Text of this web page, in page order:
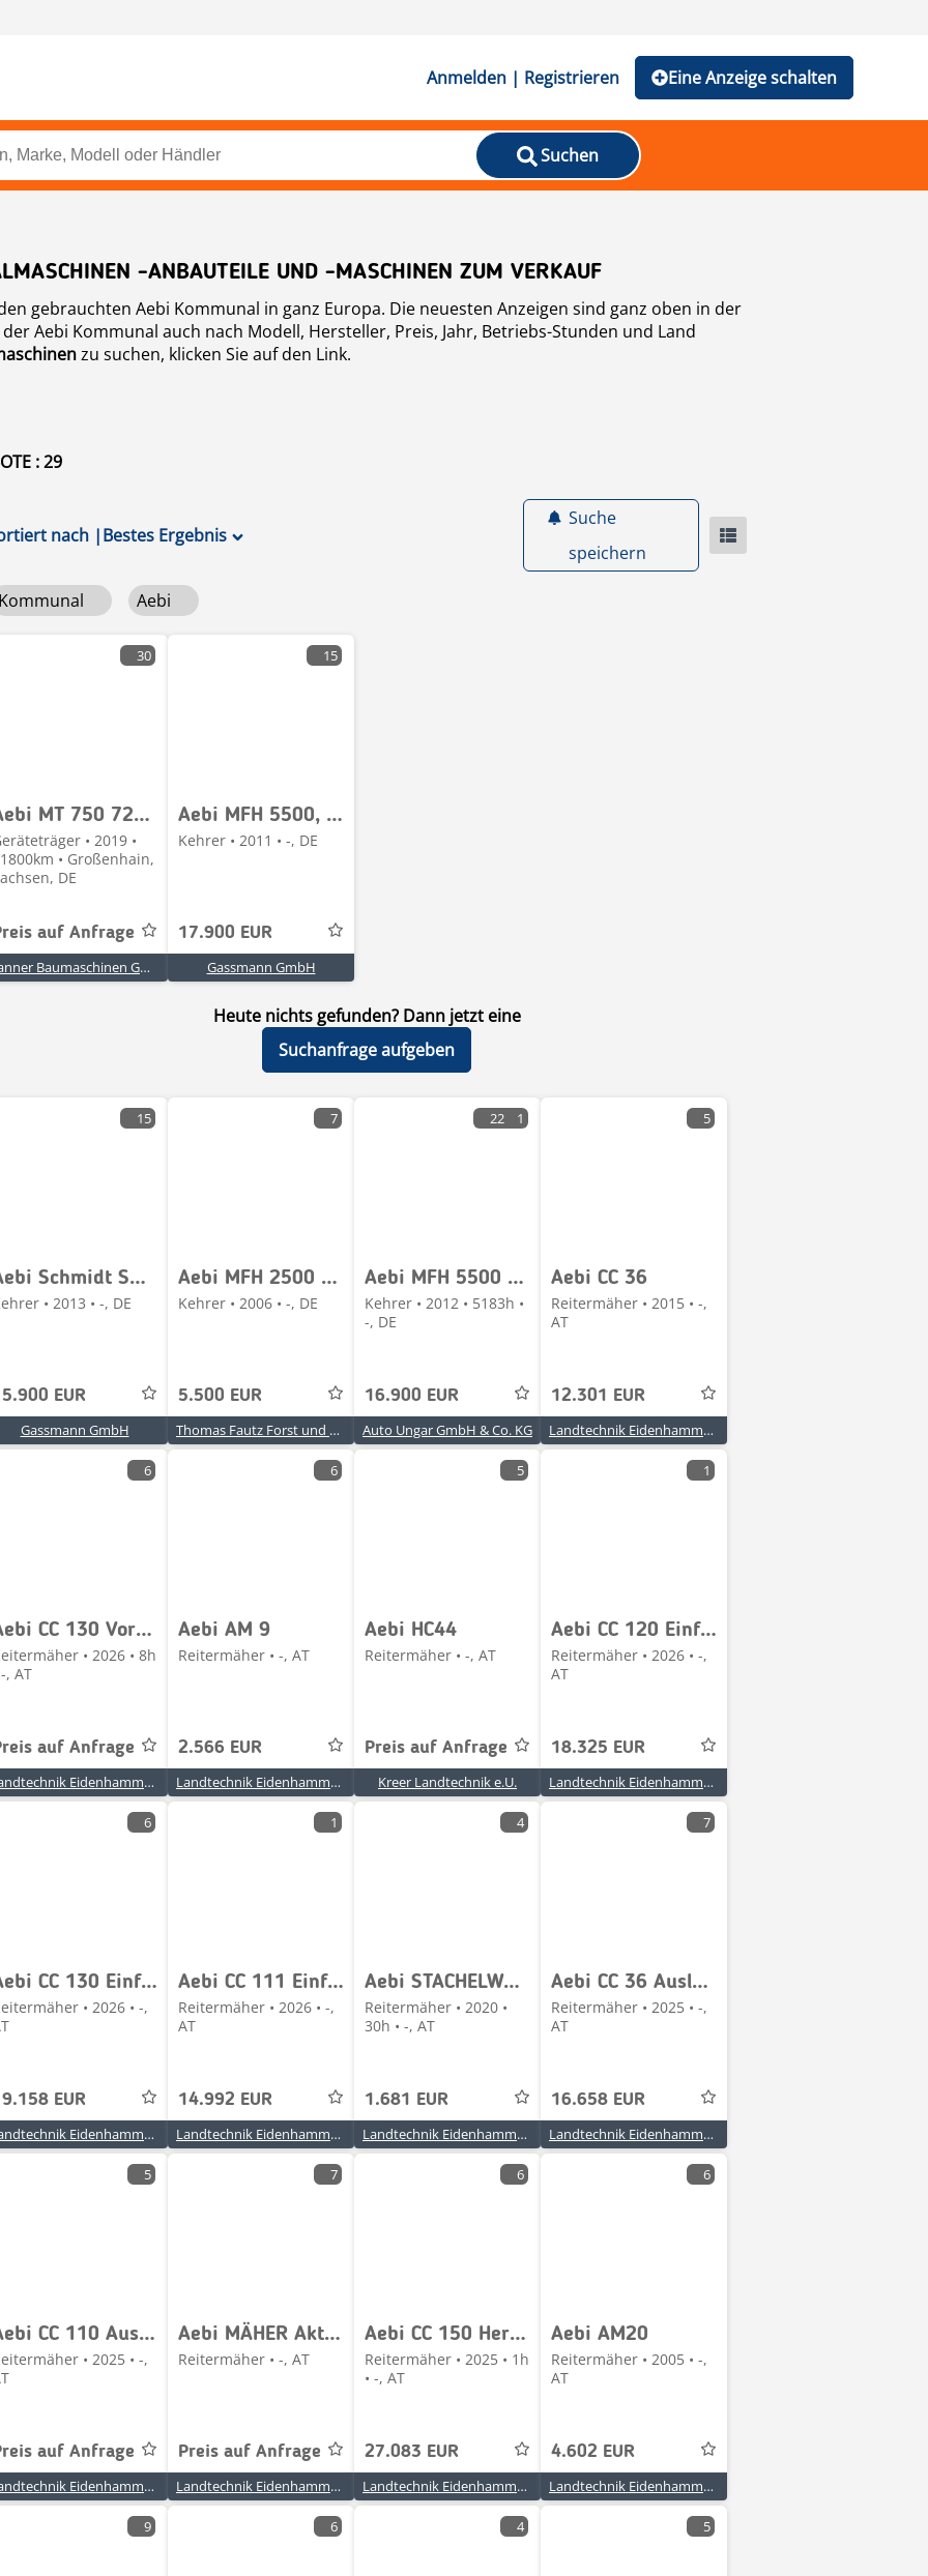
Anmelden | Registrieren Eine Anzeige schalten
Suchen
-ANBAUTEILE UND -MASCHINEN ZUM VERKAUF
gebrauchten Aebi Kommunal in ganz Europa. Die neuesten Anzeigen sind ganz oben in der
Aebi Kommunal auch nach Modell, Hersteller, Preis, Jahr, Betriebs-Stunden und Land
zu suchen, klicken Sie auf den Link.
: 29
nach |Bestes Ergebnis
Suche
speichern
Aebi
30
Aebi MT 750 720 740 760
• 2019 •
• Großenhain,
DE
auf Anfrage
Tanner Baumaschinen GmbH
15
Aebi MFH 5500, 4-Rad-Lenkung, 3-Besen, Hochentleerung,
Kehrer • 2011 • -, DE
17.900 EUR
Gassmann GmbH
Heute nichts gefunden? Dann jetzt eine
Suchanfrage aufgeben
15
Aebi Schmidt Swingo 200+, 4-Rad-Lenkung, 50km/h
• 2013 • -, DE
EUR
Gassmann GmbH
7
Aebi MFH 2500 Kehrmaschine
Kehrer • 2006 • -, DE
5.500 EUR
Thomas Fautz Forst und Baumaschinenhandel
22 1
Aebi MFH 5500 Baujahr 2012 Euro 5 Hochentleerung
Kehrer • 2012 • 5183h •
-, DE
16.900 EUR
Auto Ungar GmbH & Co. KG
5
Aebi CC 36
Reitermäher • 2015 • -,
AT
12.301 EUR
Landtechnik Eidenhammer GmbH
6
Aebi CC 130 Vorführmäher
• 2026 • 8h
, AT
auf Anfrage
Landtechnik Eidenhammer GmbH
6
Aebi AM 9
Reitermäher • -, AT
2.566 EUR
Landtechnik Eidenhammer GmbH
5
Aebi HC44
Reitermäher • -, AT
Preis auf Anfrage
Kreer Landtechnik e.U.
1
Aebi CC 120 Einführungsaktion
Reitermäher • 2026 • -,
AT
18.325 EUR
Landtechnik Eidenhammer GmbH
6
Aebi CC 130 Einführungsaktion
• 2026 • -,
EUR
Landtechnik Eidenhammer GmbH
1
Aebi CC 111 Einführungsaktion
Reitermäher • 2026 • -,
AT
14.992 EUR
Landtechnik Eidenhammer GmbH
4
Aebi STACHELWALZEN 4 REIHIG NEUWERTIG
Reitermäher • 2020 •
30h • -, AT
1.681 EUR
Landtechnik Eidenhammer GmbH
7
Aebi CC 36 Auslaufmodell zum Sonderpreis
Reitermäher • 2025 • -,
AT
16.658 EUR
Landtechnik Eidenhammer GmbH
5
Aebi CC 110 Auslaufmodell Abverkauf !!!
• 2025 • -,
auf Anfrage
Landtechnik Eidenhammer GmbH
7
Aebi MÄHER Aktion
Reitermäher • -, AT
Preis auf Anfrage
Landtechnik Eidenhammer GmbH
6
Aebi CC 150 Herbstabverkauf !! Lagermaschine zum Sond
Reitermäher • 2025 • 1h
• -, AT
27.083 EUR
Landtechnik Eidenhammer GmbH
6
Aebi AM20
Reitermäher • 2005 • -,
AT
4.602 EUR
Landtechnik Eidenhammer GmbH
9 6 4 5